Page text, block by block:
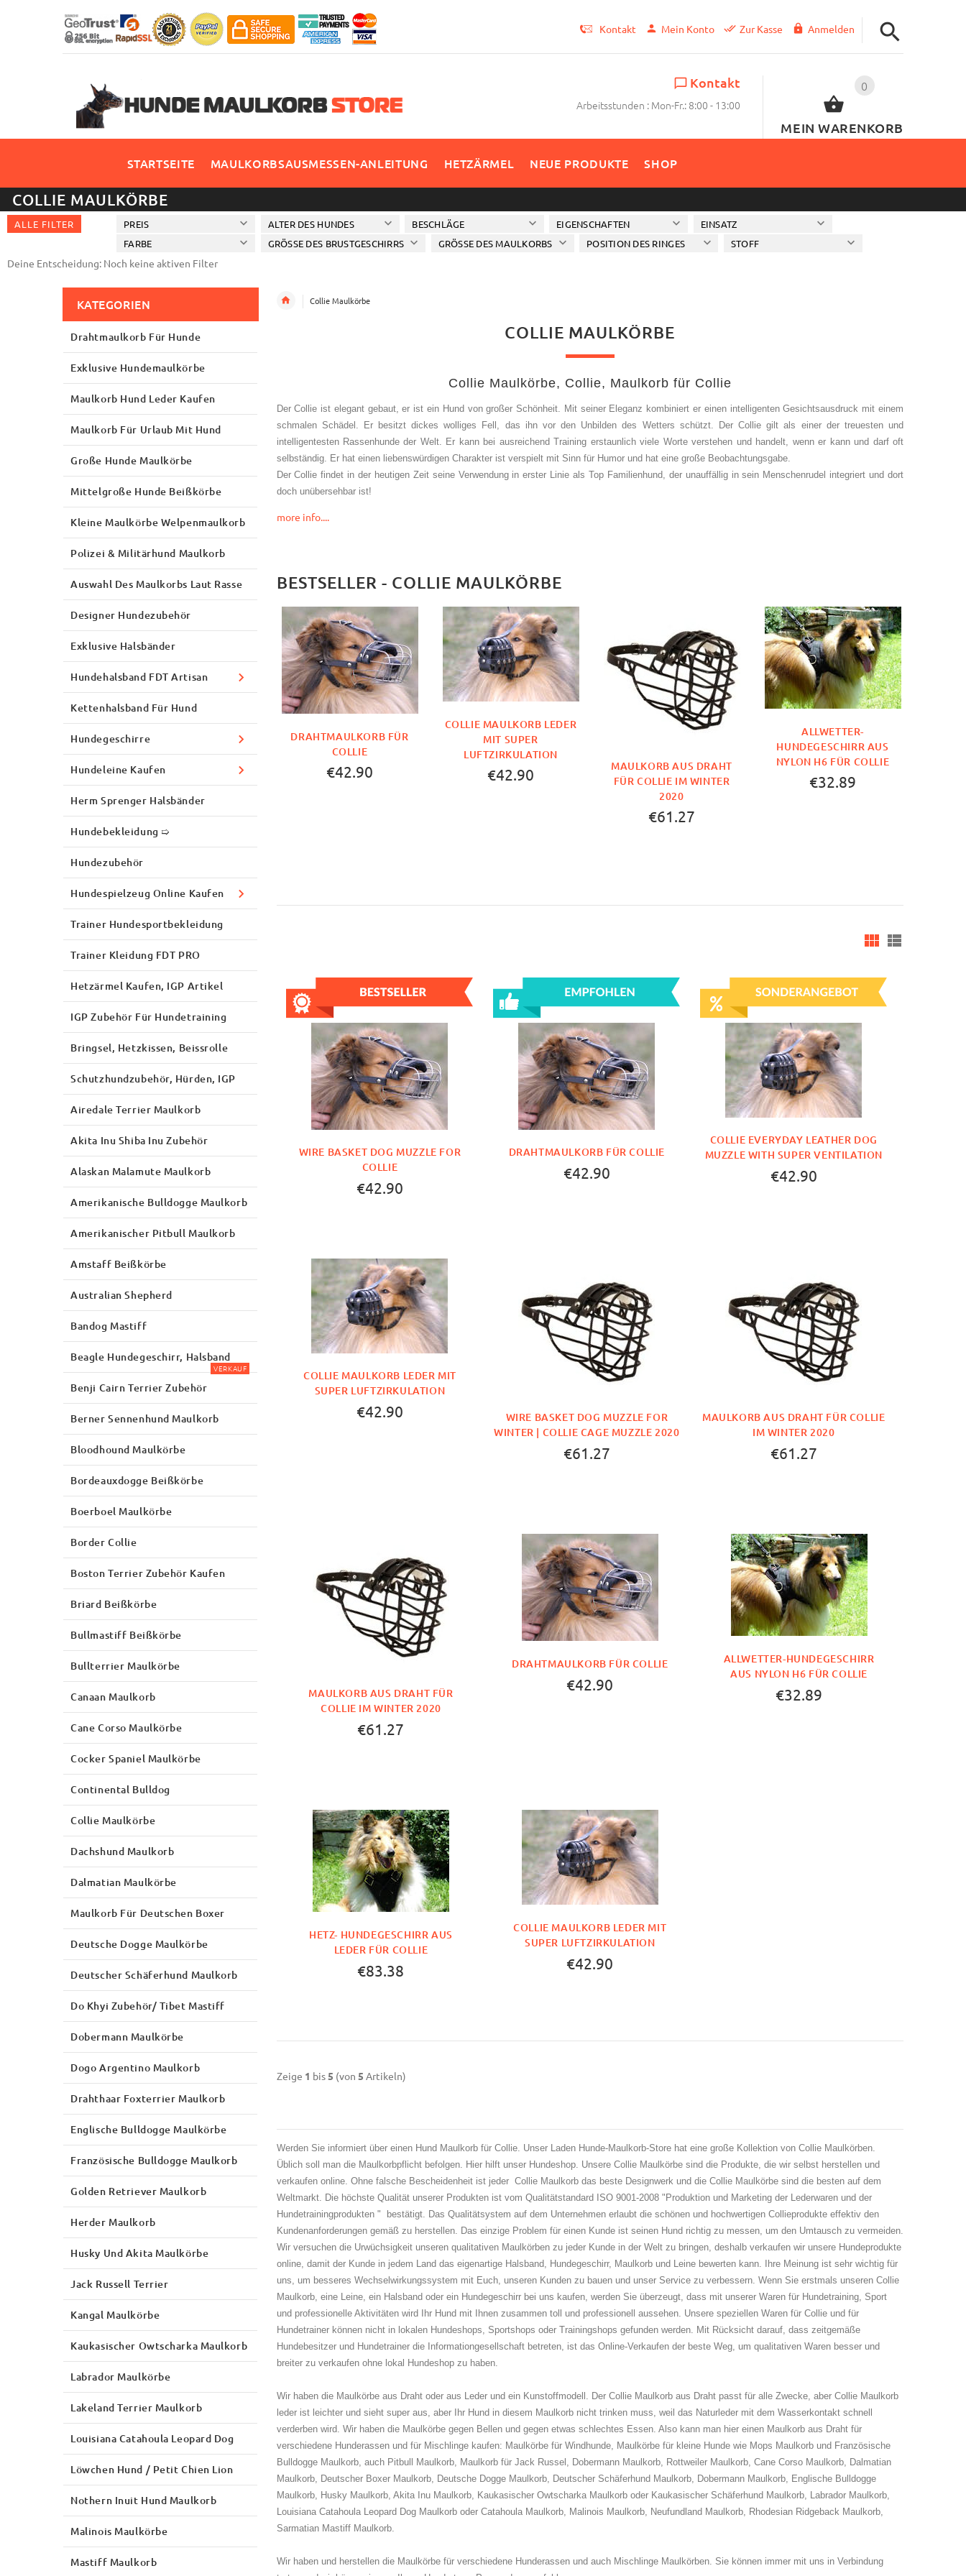
Kontakt Mein Konto Zur Kasse Anmelden
0
MEIN WARENKORB
Kontakt
Arbeitsstunden : Mon-Fr.: 8:00 - 13:00
STARTSEITE MAULKORBSAUSMESSEN-ANLEITUNG HETZÄRMEL NEUE PRODUKTE SHOP
COLLIE MAULKÖRBE
ALLE FILTER PREIS ALTER DES HUNDES BESCHLÄGE EIGENSCHAFTEN
EINSATZ
FARBE
GRÖSSE DES BRUSTGESCHIRRS GRÖSSE DES MAULKORBS POSITION DES RINGES STOFF
Deine Entscheidung: Noch keine aktiven Filter
Collie Maulkörbe
COLLIE MAULKÖRBE
Collie Maulkörbe, Collie, Maulkorb für Collie
Der Collie ist elegant gebaut, er ist ein Hund von großer Schönheit. Mit seiner Eleganz kombiniert er einen intelligenten Gesichtsausdruck mit einem
schmalen Schädel. Er besitzt dickes wolliges Fell, das ihn vor den Unbilden des Wetters schützt. Der Collie gilt als einer der treuesten und
intelligentesten Rassenhunde der Welt. Er kann bei ausreichend Training erstaunlich viele Worte verstehen und handelt, wenn er kann und darf oft
selbständig. Er hat einen liebenswürdigen Charakter ist verspielt mit Sinn für Humor und hat eine große Beobachtungsgabe.
Der Collie findet in der heutigen Zeit seine Verwendung in erster Linie als Top Familienhund, der unauffällig in sein Menschenrudel integriert und dort
doch unübersehbar ist!
more info....
BESTSELLER - COLLIE MAULKÖRBE
DRAHTMAULKORB FÜR
COLLIE
€42.90
COLLIE MAULKORB LEDER
MIT SUPER
LUFTZIRKULATION
€42.90
MAULKORB AUS DRAHT
FÜR COLLIE IM WINTER
2020
€61.27
ALLWETTER-
HUNDEGESCHIRR AUS
NYLON H6 FÜR COLLIE
€32.89
WIRE BASKET DOG MUZZLE FOR
COLLIE
€42.90
DRAHTMAULKORB FÜR COLLIE
€42.90
COLLIE EVERYDAY LEATHER DOG
MUZZLE WITH SUPER VENTILATION
€42.90
COLLIE MAULKORB LEDER MIT
SUPER LUFTZIRKULATION
€42.90
WIRE BASKET DOG MUZZLE FOR
WINTER | COLLIE CAGE MUZZLE 2020
€61.27
MAULKORB AUS DRAHT FÜR COLLIE
IM WINTER 2020
€61.27
MAULKORB AUS DRAHT FÜR
COLLIE IM WINTER 2020
€61.27
DRAHTMAULKORB FÜR COLLIE
€42.90
ALLWETTER-HUNDEGESCHIRR
AUS NYLON H6 FÜR COLLIE
€32.89
HETZ- HUNDEGESCHIRR AUS
LEDER FÜR COLLIE
€83.38
COLLIE MAULKORB LEDER MIT
SUPER LUFTZIRKULATION
€42.90
Zeige 1 bis5 (von 5 Artikeln)
Werden Sie informiert über einen Hund Maulkorb für Collie. Unser Laden Hunde-Maulkorb-Store hat eine große Kollektion von Collie Maulkörben.
Üblich soll man die Maulkorbpflicht befolgen. Hier hilft unser Hundeshop. Unsere Collie Maulkörbe sind die Produkte, die wir selbst herstellen und
verkaufen online. Ohne falsche Bescheidenheit ist jeder Collie Maulkorb das beste Designwerk und die Collie Maulkörbe sind die besten auf dem
Weltmarkt. Die höchste Qualität unserer Produkten ist vom Qualitätstandard ISO 9001-2008 "Produktion und Marketing der Lederwaren und der
Hundetrainingprodukten " bestätigt. Das Qualitätsystem auf dem Unternehmen erlaubt die schönen und hochwertigen Collieprodukte effektiv den
Kundenanforderungen gemäß zu herstellen. Das einzige Problem für einen Kunde ist seinen Hund richtig zu messen, um den Umtausch zu vermeiden.
Wir versuchen die Urwüchsigkeit unseren qualitativen Maulkörben zu jeder Kunde in der Welt zu bringen, deshalb verkaufen wir unsere Hundeprodukte
online, damit der Kunde in jedem Land das eigenartige Halsband, Hundegeschirr, Maulkorb und Leine bewerten kann. Ihre Meinung ist sehr wichtig für
uns, um besseres Wechselwirkungssystem mit Euch, unseren Kunden zu bauen und unser Service zu verbessern. Wenn Sie erstmals unseren Collie
Maulkorb, eine Leine, ein Halsband oder ein Hundegeschirr bei uns kaufen, werden Sie überzeugt, dass mit unserer Waren für Hundetraining, Sport
und professionelle Aktivitäten wird Ihr Hund mit Ihnen zusammen toll und professionell aussehen. Unsere speziellen Waren für Collie und für
Hundetrainer können nicht in lokalen Hundeshops, Sportshops oder Trainingshops gefunden werden. Mit Rücksicht darauf, dass zeitgemäße
Hundebesitzer und Hundetrainer die Informationgesellschaft betreten, ist das Online-Verkaufen der beste Weg, um qualitativen Waren besser und
breiter zu verkaufen ohne lokal Hundeshop zu haben.
Wir haben die Maulkörbe aus Draht oder aus Leder und ein Kunstoffmodell. Der Collie Maulkorb aus Draht passt für alle Zwecke, aber Collie Maulkorb
leder ist leichter und sieht super aus, aber Ihr Hund in diesem Maulkorb nicht trinken muss, weil das Naturleder mit dem Wasserkontakt schnell
verderben wird. Wir haben die Maulkörbe gegen Bellen und gegen etwas schlechtes Essen. Also kann man hier einen Maulkorb aus Draht für
verschiedene Hunderassen und für Mischlinge kaufen: Maulkörbe für Windhunde, Maulkörbe für kleine Hunde wie Mops Maulkorb und Französische
Bulldogge Maulkorb, auch Pitbull Maulkorb, Maulkorb für Jack Russel, Dobermann Maulkorb, Rottweiler Maulkorb, Cane Corso Maulkorb, Dalmatian
Maulkorb, Deutscher Boxer Maulkorb, Deutsche Dogge Maulkorb, Deutscher Schäferhund Maulkorb, Dobermann Maulkorb, Englische Bulldogge
Maulkorb, Husky Maulkorb, Akita Inu Maulkorb, Kaukasischer Owtscharka Maulkorb oder Kaukasischer Schäferhund Maulkorb, Labrador Maulkorb,
Louisiana Catahoula Leopard Dog Maulkorb oder Catahoula Maulkorb, Malinois Maulkorb, Neufundland Maulkorb, Rhodesian Ridgeback Maulkorb,
Sarmatian Mastiff Maulkorb.
Wir haben und herstellen die Maulkörbe für verschiedene Hunderassen und auch Mischlinge Maulkörben. Sie können immer mit uns in Verbindung
KATEGORIEN
Drahtmaulkorb Für Hunde
Exklusive Hundemaulkörbe
Maulkorb Hund Leder Kaufen
Maulkorb Für Urlaub Mit Hund
Große Hunde Maulkörbe
Mittelgroße Hunde Beißkörbe
Kleine Maulkörbe Welpenmaulkorb
Polizei & Militärhund Maulkorb
Auswahl Des Maulkorbs Laut Rasse
Designer Hundezubehör
Exklusive Halsbänder
Hundehalsband FDT Artisan
Kettenhalsband Für Hund
Hundegeschirre
Hundeleine Kaufen
Herm Sprenger Halsbänder
Hundebekleidung ➯
Hundezubehör
Hundespielzeug Online Kaufen
Trainer Hundesportbekleidung
Trainer Kleidung FDT PRO
Hetzärmel Kaufen, IGP Artikel
IGP Zubehör Für Hundetraining
Bringsel, Hetzkissen, Beissrolle
Schutzhundzubehör, Hürden, IGP
Airedale Terrier Maulkorb
Akita Inu Shiba Inu Zubehör
Alaskan Malamute Maulkorb
Amerikanische Bulldogge Maulkorb
Amerikanischer Pitbull Maulkorb
Amstaff Beißkörbe
Australian Shepherd
Bandog Mastiff
Beagle Hundegeschirr, Halsband
VERKAUF
Benji Cairn Terrier Zubehör
Berner Sennenhund Maulkorb
Bloodhound Maulkörbe
Bordeauxdogge Beißkörbe
Boerboel Maulkörbe
Border Collie
Boston Terrier Zubehör Kaufen
Briard Beißkörbe
Bullmastiff Beißkörbe
Bullterrier Maulkörbe
Canaan Maulkorb
Cane Corso Maulkörbe
Cocker Spaniel Maulkörbe
Continental Bulldog
Collie Maulkörbe
Dachshund Maulkorb
Dalmatian Maulkörbe
Maulkorb Für Deutschen Boxer
Deutsche Dogge Maulkörbe
Deutscher Schäferhund Maulkorb
Do Khyi Zubehör/ Tibet Mastiff
Dobermann Maulkörbe
Dogo Argentino Maulkorb
Drahthaar Foxterrier Maulkorb
Englische Bulldogge Maulkörbe
Französische Bulldogge Maulkorb
Golden Retriever Maulkorb
Herder Maulkorb
Husky Und Akita Maulkörbe
Jack Russell Terrier
Kangal Maulkörbe
Kaukasischer Owtscharka Maulkorb
Labrador Maulkörbe
Lakeland Terrier Maulkorb
Louisiana Catahoula Leopard Dog
Löwchen Hund / Petit Chien Lion
Nothern Inuit Hund Maulkorb
Malinois Maulkörbe
Mastiff Maulkorb